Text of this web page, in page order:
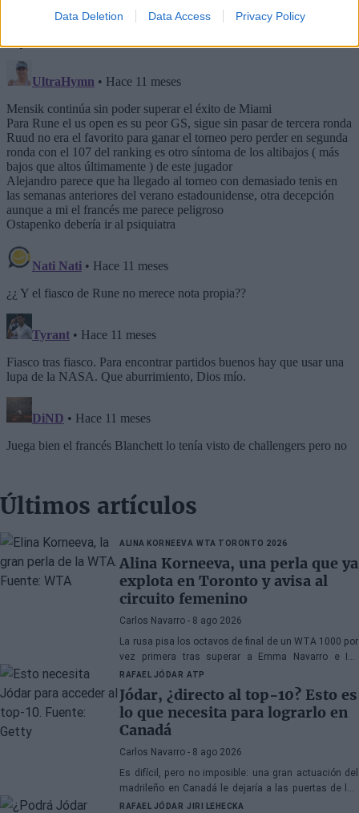
Data Deletion Data Access Privacy Policy
Casper Ruud
Alejandro Davidovich
Últimos artículos
ALINA KORNEEVA WTA TORONTO 2026
Alina Korneeva, una perla que ya
explota en Toronto y avisa al
circuito femenino
Carlos Navarro - 8 ago 2026
La rusa pisa los octavos de final de un WTA 1000 por
vez primera tras superar a Emma Navarro e Iva
Jovic... y está lejos de querer detenerse en esta
instancia.
RAFAEL JÓDAR ATP
Jódar, ¿directo al top-10? Esto es
lo que necesita para lograrlo en
Canadá
Carlos Navarro - 8 ago 2026
Es difícil, pero no imposible: una gran actuación del
madrileño en Canadá le dejaría a las puertas de los
diez mejores del mundo. Analizamos todos los
RAFAEL JÓDAR JIRI LEHECKA